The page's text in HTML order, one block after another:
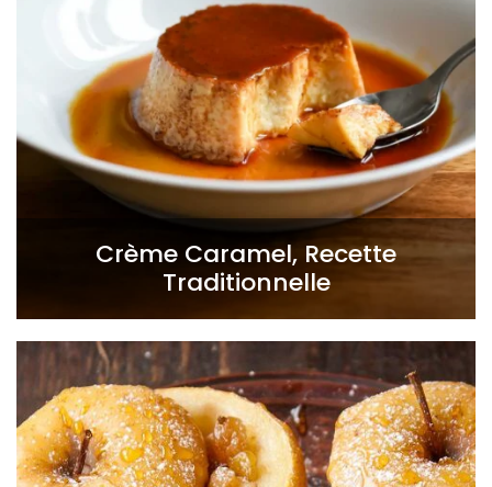
Crème Caramel, Recette
Traditionnelle